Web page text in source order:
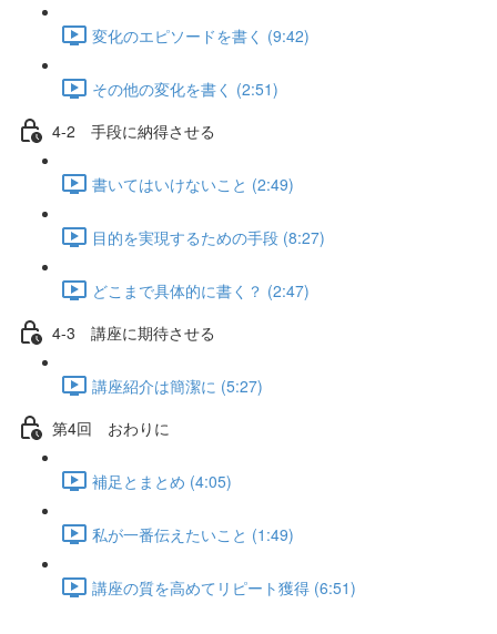
変化のエピソードを書く (9:42)
その他の変化を書く (2:51)
4-2 手段に納得させる
書いてはいけないこと (2:49)
目的を実現するための手段 (8:27)
どこまで具体的に書く？ (2:47)
4-3 講座に期待させる
講座紹介は簡潔に (5:27)
第4回 おわりに
補足とまとめ (4:05)
私が一番伝えたいこと (1:49)
講座の質を高めてリピート獲得 (6:51)